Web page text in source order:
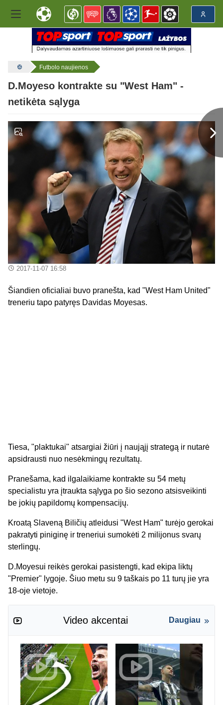
Futbolo naujienos
D.Moyeso kontrakte su "West Ham" -
netikėta sąlyga
2017-11-07 16:58
Šiandien oficialiai buvo pranešta, kad "West Ham United"
treneriu tapo patyręs Davidas Moyesas.
Tiesa, "plaktukai" atsargiai žiūri į naująjį strategą ir nutarė
apsidrausti nuo nesėkmingų rezultatų.
Pranešama, kad ilgalaikiame kontrakte su 54 metų
specialistu yra įtraukta sąlyga po šio sezono atsisveikinti
be jokių papildomų kompensacijų.
Kroatą Slaveną Biličių atleidusi "West Ham" turėjo gerokai
pakratyti piniginę ir treneriui sumokėti 2 milijonus svarų
sterlingų.
D.Moyesui reikės gerokai pasistengti, kad ekipa liktų
"Premier" lygoje. Šiuo metu su 9 taškais po 11 turų jie yra
18-oje vietoje.
Video akcentai Daugiau